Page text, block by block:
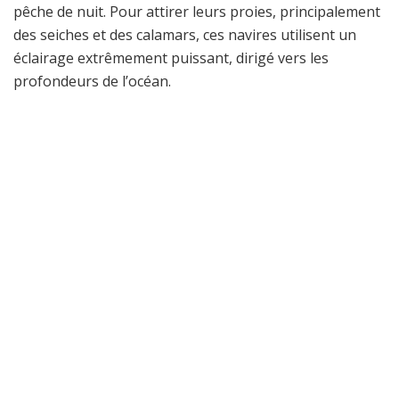
pêche de nuit. Pour attirer leurs proies, principalement
des seiches et des calamars, ces navires utilisent un
éclairage extrêmement puissant, dirigé vers les
profondeurs de l’océan.